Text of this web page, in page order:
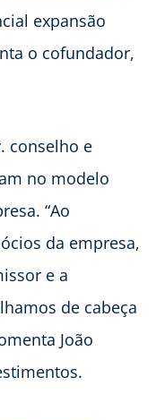
expansão
o cofundador,
conselho e
no modelo
“Ao
da empresa,
e a
de cabeça
João